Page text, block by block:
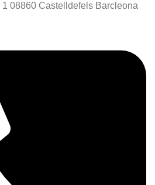
08860 Castelldefels Barcleona